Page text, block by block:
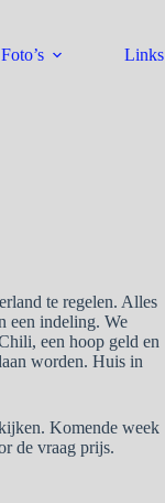
Foto’s Links
te regelen. Alles
een indeling. We
een hoop geld en
worden. Huis in
Komende week
de vraag prijs.